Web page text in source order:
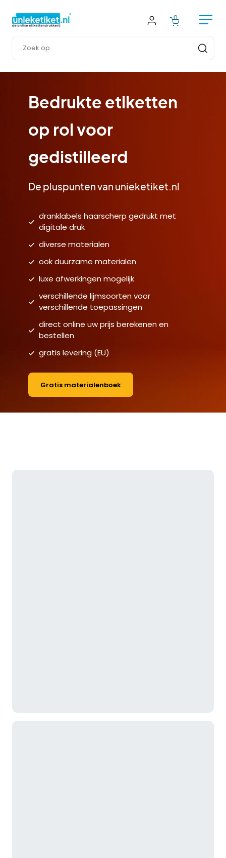
Bedrukte etiketten
op rol voor
gedistilleerd
De pluspunten van unieketiket.nl
dranklabels haarscherp gedrukt met
digitale druk
diverse materialen
ook duurzame materialen
luxe afwerkingen mogelijk
verschillende lijmsoorten voor
verschillende toepassingen
direct online uw prijs berekenen en
bestellen
gratis levering (EU)
Gratis materialenboek